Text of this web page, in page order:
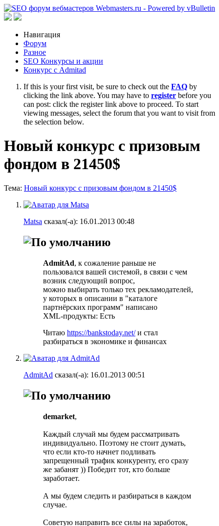
Навигация
Форум
Разное
SEO Конкурсы и акции
Конкурс с Admitad
If this is your first visit, be sure to check out the FAQ by
clicking the link above. You may have to register before you
can post: click the register link above to proceed. To start
viewing messages, select the forum that you want to visit from
the selection below.
Новый конкурс с призовым
фондом в 21450$
Тема: Новый конкурс с призовым фондом в 21450$
Matsa сказал(-а): 16.01.2013 00:48
AdmitAd, к сожаление раньше не
пользовался вашей системой, в связи с чем
возник следующий вопрос,
можно выбирать только тех рекламодателей,
у которых в описании в "каталоге
партнёрских программ" написано
XML-продукты: Есть
Читаю https://bankstoday.net/и стал
разбираться в экономике и финансах
AdmitAd сказал(-а): 16.01.2013 00:51
demarket,
Каждый случай мы будем рассматривать
индивидуально. Поэтому не стоит думать,
что если кто-то начнет подливать
запрещенный трафик конкуренту, его сразу
же забанят )) Победит тот, кто больше
заработает.
А мы будем следить и разбираться в каждом
случае.
Советую направить все силы на заработок,